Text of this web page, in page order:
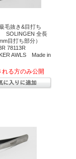
毛抜き&目打ち
SOLINGEN 全長
目打ち部分）
78113R
AWLS Made in